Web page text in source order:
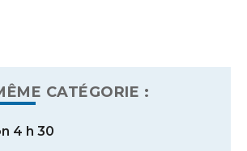
CATÉGORIE :
4 h 30